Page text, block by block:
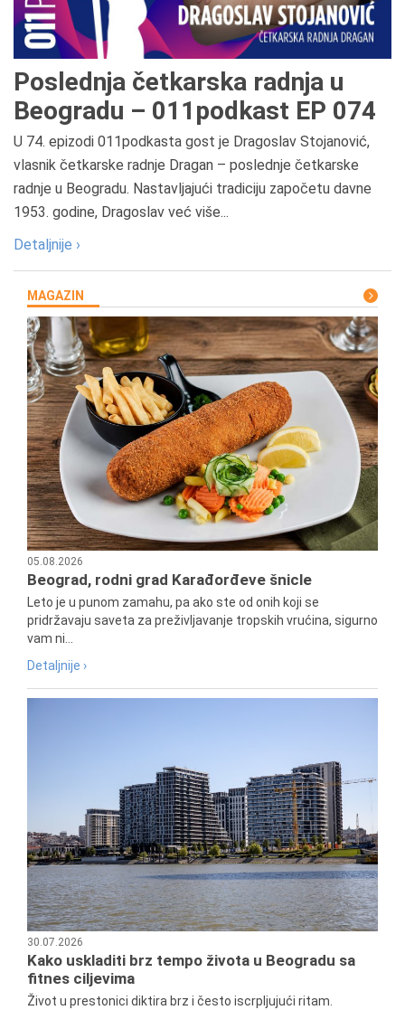
Poslednja četkarska radnja u
Beogradu – 011podkast EP 074
U 74. epizodi 011podkasta gost je Dragoslav Stojanović,
vlasnik četkarske radnje Dragan – poslednje četkarske
radnje u Beogradu. Nastavljajući tradiciju započetu davne
1953. godine, Dragoslav već više...
Detaljnije ›
MAGAZIN
05.08.2026
Beograd, rodni grad Karađorđeve šnicle
Leto je u punom zamahu, pa ako ste od onih koji se
pridržavaju saveta za preživljavanje tropskih vrućina, sigurno
vam ni...
Detaljnije ›
30.07.2026
Kako uskladiti brz tempo života u Beogradu sa
fitnes ciljevima
Život u prestonici diktira brz i često iscrpljujući ritam.